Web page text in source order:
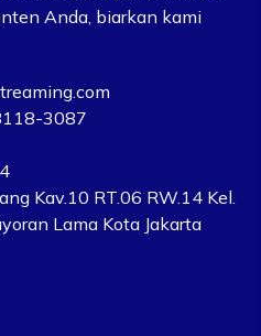
Anda, biarkan kami
3087
Kav.10 RT.06 RW.14 Kel.
Lama Kota Jakarta